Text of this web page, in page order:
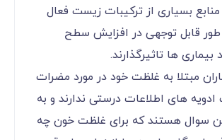
بسیاری از ترکیبات زیست فعال
قابل توجهی در افزایش سطح
ها تاثیرگذارند.
مبتلا به غلظت خود در مورد مضرات
های اطلاعات درستی ندارند و به
سوال هستند که برای غلظت خون چه